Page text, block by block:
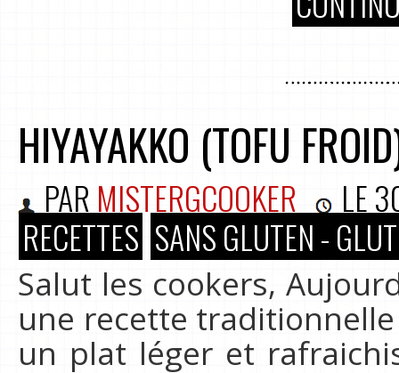
HIYAYAKKO (TOFU
PAR MISTERGCOOKER LE
RECETTES SANS GLUTEN -
Salut les cookers,
une recette
un plat léger et